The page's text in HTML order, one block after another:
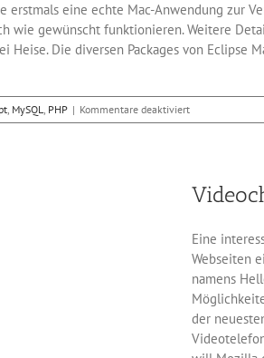
erstmals eine echte Mac-Anwendung zur
wie gewünscht funktionieren. Weitere
Heise. Die diversen Packages von Eclipse
, MySQL, PHP | Kommentare deaktiviertfür
Eine
Webseiten
namens
der